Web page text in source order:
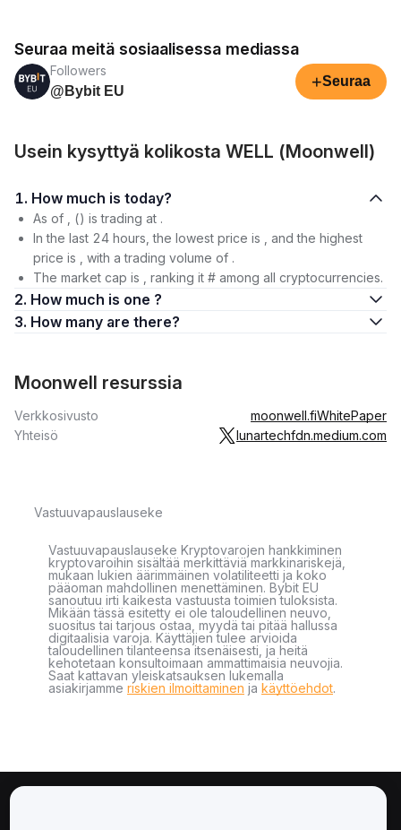
Seuraa meitä sosiaalisessa mediassa
Followers
@Bybit EU
+Seuraa
Usein kysyttyä kolikosta WELL (Moonwell)
1. How much is today?
As of , () is trading at .
In the last 24 hours, the lowest price is , and the highest
price is , with a trading volume of .
The market cap is , ranking it # among all cryptocurrencies.
2. How much is one ?
3. How many are there?
Moonwell resurssia
Verkkosivusto moonwell.fiWhitePaper
Yhteisö
lunartechfdn.medium.com
Vastuuvapauslauseke
Vastuuvapauslauseke Kryptovarojen hankkiminen
kryptovaroihin sisältää merkittäviä markkinariskejä,
mukaan lukien äärimmäinen volatiliteetti ja koko
pääoman mahdollinen menettäminen. Bybit EU
sanoutuu irti kaikesta vastuusta toimien tuloksista.
Mikään tässä esitetty ei ole taloudellinen neuvo,
suositus tai tarjous ostaa, myydä tai pitää hallussa
digitaalisia varoja. Käyttäjien tulee arvioida
taloudellinen tilanteensa itsenäisesti, ja heitä
kehotetaan konsultoimaan ammattimaisia neuvojia.
Saat kattavan yleiskatsauksen lukemalla
asiakirjamme riskien ilmoittaminen ja käyttöehdot.